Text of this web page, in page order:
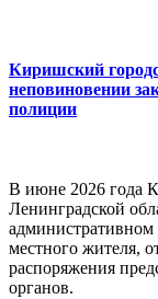
Киришский
неповиновении
полиции
В июне 2026 года
Ленинградской
местного жителя,
распоряжения
органов.